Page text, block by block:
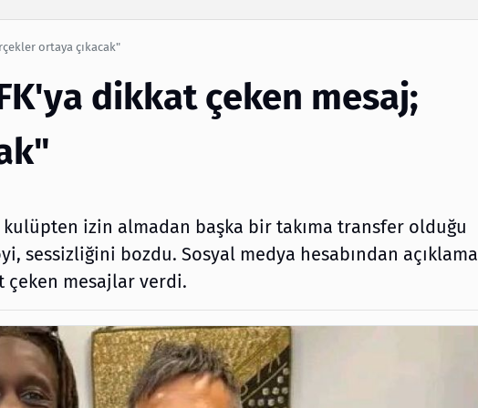
ortaya çıkacak"
dikkat çeken mesaj;
kulüpten izin almadan başka bir takıma transfer olduğu
sessizliğini bozdu. Sosyal medya hesabından açıklama
çeken mesajlar verdi.